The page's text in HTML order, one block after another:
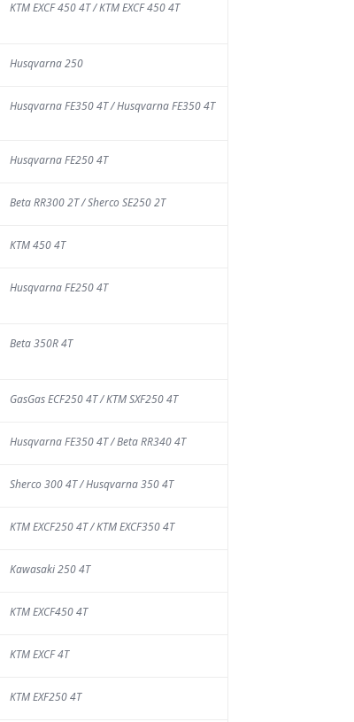
KTM EXCF 450 4T / KTM EXCF 450 4T
Husqvarna 250
Husqvarna FE350 4T / Husqvarna FE350 4T
Husqvarna FE250 4T
Beta RR300 2T / Sherco SE250 2T
KTM 450 4T
Husqvarna FE250 4T
Beta 350R 4T
GasGas ECF250 4T / KTM SXF250 4T
Husqvarna FE350 4T / Beta RR340 4T
Sherco 300 4T / Husqvarna 350 4T
KTM EXCF250 4T / KTM EXCF350 4T
Kawasaki 250 4T
KTM EXCF450 4T
KTM EXCF 4T
KTM EXF250 4T
la
l'esplanade
Les 12